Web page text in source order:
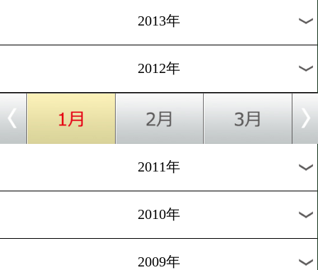
2021年
2020年
2019年